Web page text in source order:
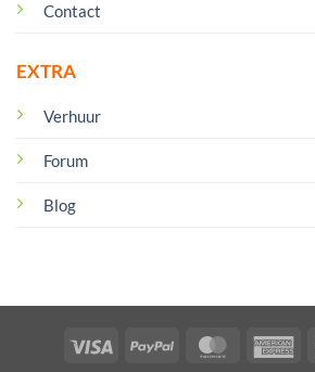
Contact
EXTRA
Verhuur
Forum
Blog
Visa PayPal